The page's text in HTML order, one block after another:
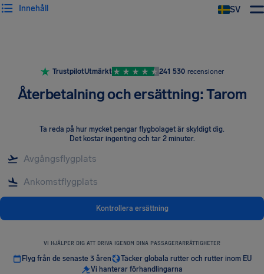
SV
Innehåll
TrustpilotUtmärkt 241 530 recensioner
Återbetalning och ersättning: Tarom
Ta reda på hur mycket pengar flygbolaget är skyldigt dig.
Det kostar ingenting och tar 2 minuter.
Kontrollera ersättning
VI HJÄLPER DIG ATT DRIVA IGENOM DINA PASSAGERARRÄTTIGHETER
Flyg från de senaste 3 åren
Täcker globala rutter och rutter inom EU
Vi hanterar förhandlingarna